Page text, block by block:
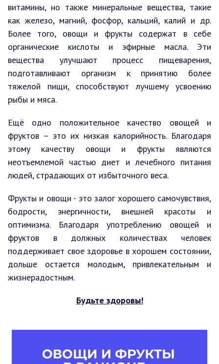
витамины, но также минеральные вещества, такие
как железо, магний, фосфор, кальций, калий и др.
Более того, овощи и фрукты содержат в себе
органические кислоты и эфирные масла. Эти
вещества улучшают процесс пищеварения,
подготавливают организм к принятию более
тяжелой пищи, способствуют лучшему усвоению
рыбы и мяса.
Ещё одно положительное качество овощей и
фруктов – это их низкая калорийность. Благодаря
этому качеству овощи и фрукты являются
неотъемлемой частью диет и лечебного питания
людей, страдающих от избыточного веса.
Фрукты и овощи - это залог хорошего самочувствия,
бодрости, энергичности, внешней красоты и
оптимизма. Благодаря употреблению овощей и
фруктов в должных количествах человек
поддерживает свое здоровье в хорошем состоянии,
дольше остается молодым, привлекательным и
жизнерадостным.
Будьте здоровы!